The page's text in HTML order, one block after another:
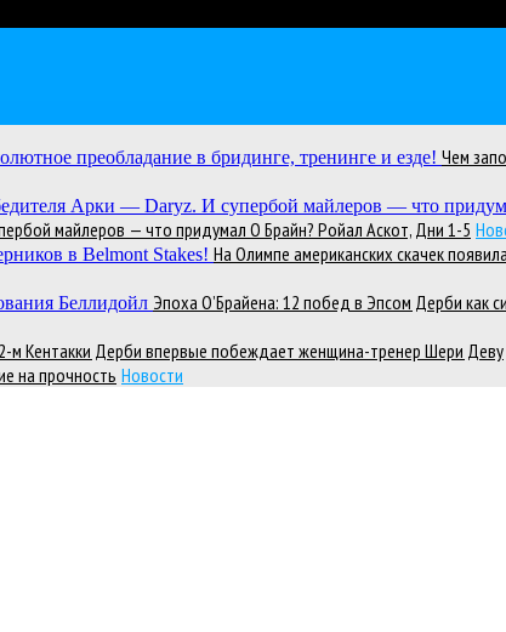
Чем
майлеров — что придумал О Брайн? Ройал Аскот, Дни 1-5
На Олимпе американских скачек
Эпоха О’Брайена: 12 побед в Эпсом Дерби как
м Кентакки Дерби впервые побеждает женщина-тренер Шери Деву
на прочность Новости